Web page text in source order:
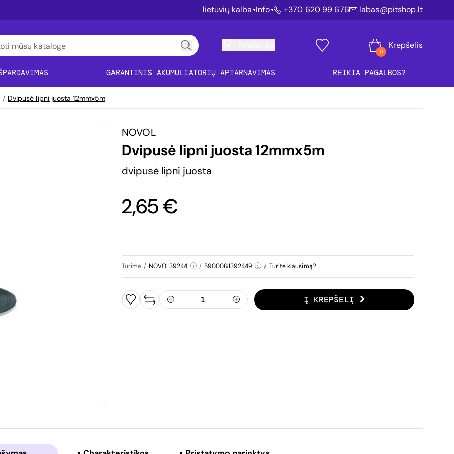
lietuvių kalba Info +370 620 99 676 labas@pitshop.lt
0
Krepšelis
GARANTINIS AKUMULIATORIŲ APTARNAVIMAS REIKIA PAGALBOS?
/ Dvipusė lipni juosta 12mmx5m
NOVOL
Dvipusė lipni juosta 12mmx5m
dvipusė lipni juosta
2,65 €
Turime / NOVOL39244 / 5900061392449 / Turite klausimą?
Į KREPŠELĮ